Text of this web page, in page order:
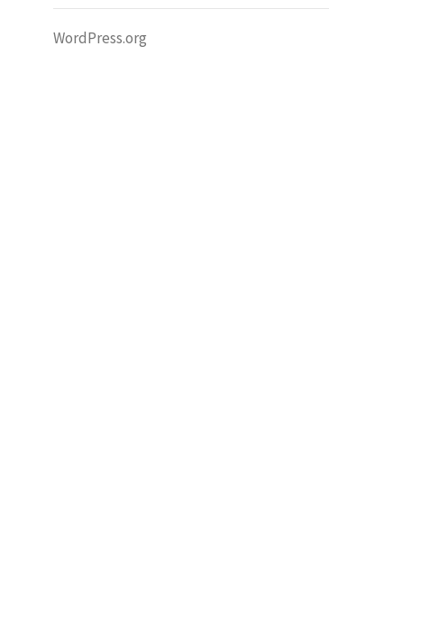
WordPress.org